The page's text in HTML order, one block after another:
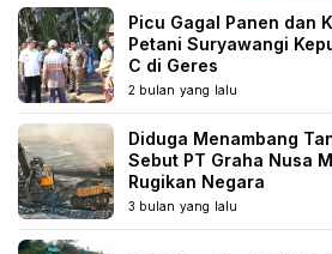
Picu Gagal Panen dan
Petani Suryawangi
C di Geres
2 bulan yang lalu
Diduga Menambang
Sebut PT Graha Nusa
Rugikan Negara
3 bulan yang lalu